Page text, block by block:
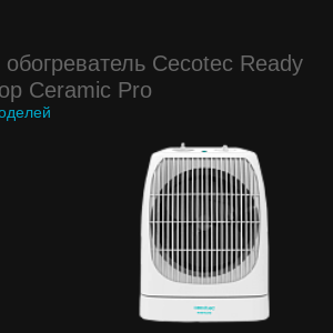
Cecotec Ready
Ceramic Pro